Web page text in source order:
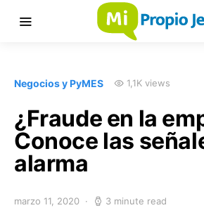
Negocios y PyMES 1,1K views
¿Fraude en la
Conoce las
alarma
marzo 11, 2020 3 minute read